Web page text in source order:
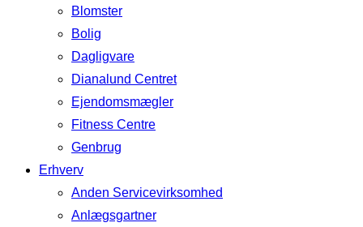
Blomster
Bolig
Dagligvare
Dianalund Centret
Ejendomsmægler
Fitness Centre
Genbrug
Erhverv
Anden Servicevirksomhed
Anlægsgartner